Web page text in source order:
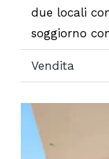
due locali
soggiorno
Vendita
Previous